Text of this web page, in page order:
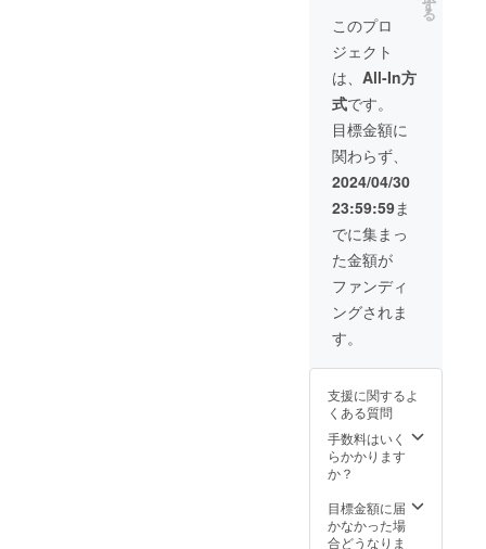
いですす。 商
前には
必ずお
届けの
リター
ンに貼
付され
たラベ
ルや注
をご確
認くだ
さい。
び添加
物等の
食品表
示はお
届け商
品のラ
ベルに
表記さ
れま
す。 商
品開封
前には
必ずお
届けの
リター
ンに貼
付され
たラベ
をご確
さい。
す
る
このプロ
ジェクト
は、 All-In方
式です。
目標金額に
関わらず、
2024/04/30
23:59:59ま
でに集まっ
た金額が
ファンディ
ングされま
す。
支援に関するよ
くある質問
手数料はいく
らかかります
か？
目標金額に届
かなかった場
合どうなりま